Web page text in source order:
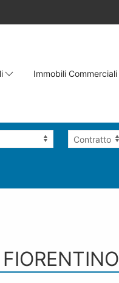
Immobili Commerciali